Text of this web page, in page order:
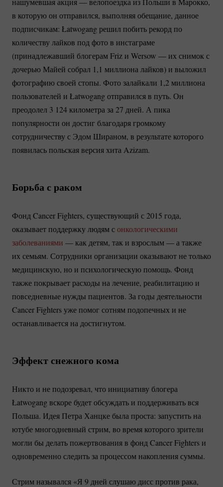
в которую он отправился, выполняя обещание, данное
подписчикам: Łatwogang решил побить рекорд по
количеству лайков под фото в инстаграме
(принадлежавший блогерам Friz и Wersow — их снимок с
дочерью Майей собрал 1,1 миллиона лайков) и выложил
фотографию своей стопы. Фото залайкали 1,2 миллиона
пользователей и Łatwogang отправился в путь. Он
преодолел 3 124 километра за 27 дней. А пика
популярности он достиг благодаря громкому
сотрудничеству с Эдом Шираном, в результате которого
появилась польская версия хита Azizam.
Борьба с раком
Фонд Cancer Fighters, существующий с 2015 года,
оказывает поддержку людям сонкологическими
заболеваниями — как детям, так и взрослым — а также
их семьям. Сотрудники организации оказывают не только
медицинскую, но и психологическую помощь. Фонд
также покрывает расходы на лечение, реабилитацию и
повседневные нужды пациентов. За годы деятельности
Cancer Fighters уже помог сотням подопечных и не
останавливается на достигнутом.
Эффект снежного кома
Никто и не подозревал, что инициативу блогера
Łatwogang вскоре будет обсуждать и поддерживать вся
Польша. Идея Петра Ханцке была проста: запустить на
ютубе многодневный стрим, во время которого зрители
могли бы делать пожертвования в фонд Cancer Fighters и
одновременно следить за процессом накопления суммы.
Стрим назывался «Я 9 дней слушаю дисс против рака,